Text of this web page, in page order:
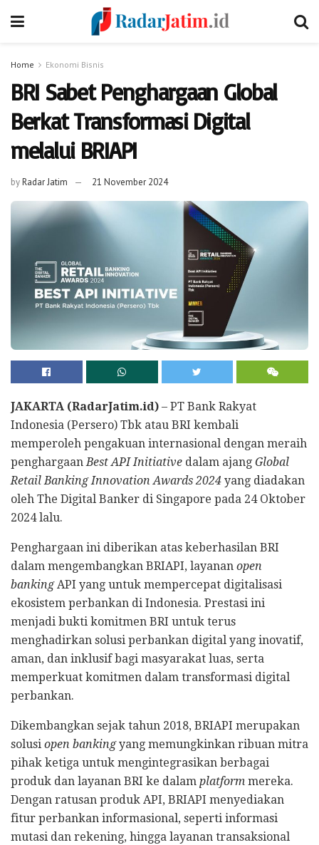
Home Ekonomi Bisnis
BRI Sabet Penghargaan Global
Berkat Transformasi Digital
melalui BRIAPI
byRadar Jatim 21 November 2024
JAKARTA (RadarJatim.id) – PT Bank Rakyat
Indonesia (Persero) Tbk atau BRI kembali
memperoleh pengakuan internasional dengan meraih
penghargaan Best API Initiative dalam ajang Global
Retail Banking Innovation Awards 2024 yang diadakan
oleh The Digital Banker di Singapore pada 24 Oktober
2024 lalu.
Penghargaan ini diberikan atas keberhasilan BRI
dalam mengembangkan BRIAPI, layanan open
bankingAPI yang untuk mempercepat digitalisasi
ekosistem perbankan di Indonesia. Prestasi ini
menjadi bukti komitmen BRI untuk terus
menghadirkan solusi perbankan digital yang inovatif,
aman, dan inklusif bagi masyarakat luas, serta
memperkuat komitmen dalam transformasi digital
perbankan.
Dikembangkan sejak tahun 2018, BRIAPI merupakan
solusi open bankingyang memungkinkan ribuan mitra
pihak ketiga untuk mengintegrasikan berbagai
produk dan layanan BRI ke dalam platform mereka.
Dengan ratusan produk API, BRIAPI menyediakan
fitur perbankan informasional, seperti informasi
mutasi dan rekening, hingga layanan transaksional